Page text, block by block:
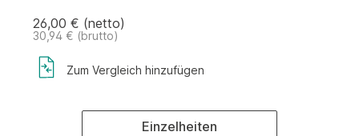
26,00 € (netto)
30,94 € (brutto)
Zum Vergleich hinzufügen
Einzelheiten